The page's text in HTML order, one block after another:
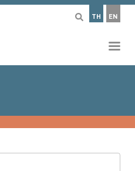
TH EN